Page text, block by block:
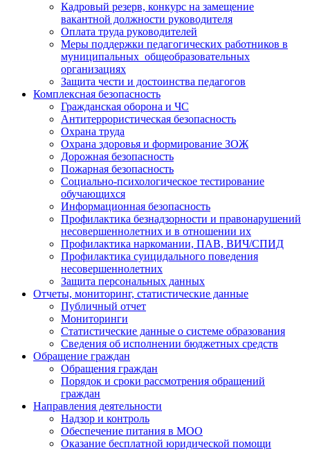
Кадровый резерв, конкурс на замещение
вакантной должности руководителя
Оплата труда руководителей
Меры поддержки педагогических работников в
муниципальных общеобразовательных
организациях
Защита чести и достоинства педагогов
Комплексная безопасность
Гражданская оборона и ЧС
Антитеррористическая безопасность
Охрана труда
Охрана здоровья и формирование ЗОЖ
Дорожная безопасность
Пожарная безопасность
Социально-психологическое тестирование
обучающихся
Информационная безопасность
Профилактика безнадзорности и правонарушений
несовершеннолетних и в отношении их
Профилактика наркомании, ПАВ, ВИЧ/СПИД
Профилактика суицидального поведения
несовершеннолетних
Защита персональных данных
Отчеты, мониторинг, статистические данные
Публичный отчет
Мониторинги
Статистические данные о системе образования
Сведения об исполнении бюджетных средств
Обращение граждан
Обращения граждан
Порядок и сроки рассмотрения обращений
граждан
Направления деятельности
Надзор и контроль
Обеспечение питания в МОО
Оказание бесплатной юридической помощи